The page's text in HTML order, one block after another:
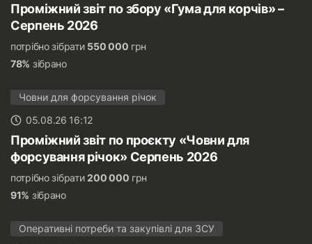
Проміжний звіт по збору «Гума для корчів» –
Серпень 2026
потрібно зібрати 550 000 грн
78% зібрано
Човни для форсування річок
05.08.26 16:12
Проміжний звіт по проєкту «Човни для
форсування річок» Серпень 2026
потрібно зібрати200 000 грн
91% зібрано
Оперативні потреби та закупівлі для ЗСУ